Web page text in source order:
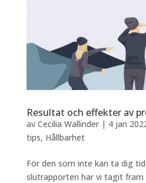
Resultat och effekter av
av Cecilia Wallinder| 4 jan
tips, Hållbarhet
För den som inte kan ta dig
slutrapporten har vi tagit fram